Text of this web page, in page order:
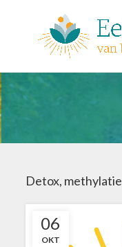
Detox,
06
OKT